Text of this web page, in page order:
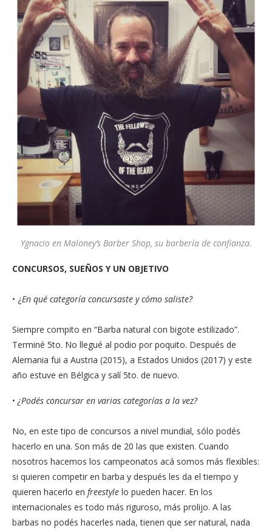
Ygnacio en Maloney’s Barber Shop, su barbería de confianza.
CONCURSOS, SUEÑOS Y UN OBJETIVO
• ¿En qué categoría concursaste y cómo saliste?
Siempre compito en “Barba natural con bigote estilizado”.
Terminé 5to. No llegué al podio por poquito. Después de
Alemania fui a Austria (2015), a Estados Unidos (2017) y este
año estuve en Bélgica y salí 5to. de nuevo.
• ¿Podés concursar en varias categorías a la vez?
No, en este tipo de concursos a nivel mundial, sólo podés
hacerlo en una. Son más de 20 las que existen. Cuando
nosotros hacemos los campeonatos acá somos más flexibles:
si quieren competir en barba y después les da el tiempo y
quieren hacerlo en freestyle lo pueden hacer. En los
internacionales es todo más riguroso, más prolijo. A las
barbas no podés hacerles nada, tienen que ser natural, nada